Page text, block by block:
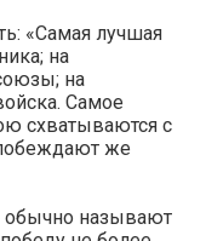
«Самая лучшая
на
на
Самое
схватываются с
же
обычно называют